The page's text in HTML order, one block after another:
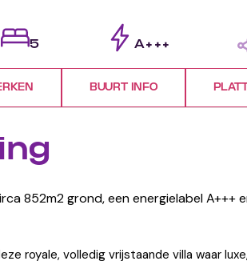
5 A+++
BUURT INFO
852m2 grond, een energielabel A+++
royale, volledig vrijstaande villa waar